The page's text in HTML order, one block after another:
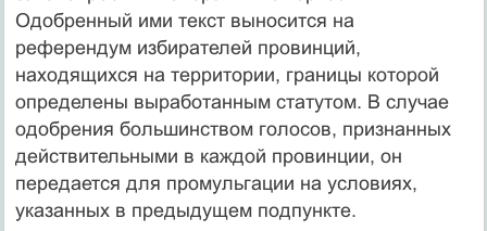
Одобренный ими текст выносится на
референдум избирателей провинций,
находящихся на территории, границы которой
определены выработанным статутом. В случае
одобрения большинством голосов, признанных
действительными в каждой провинции, он
передается для промульгации на условиях,
указанных в предыдущем подпункте.